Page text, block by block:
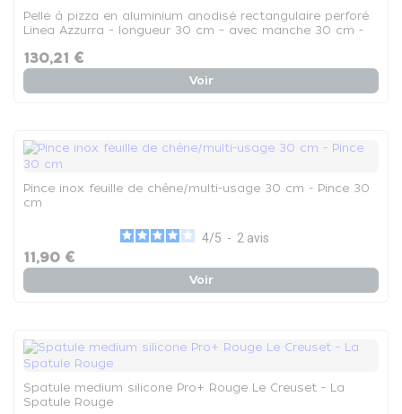
Pelle à pizza en aluminium anodisé rectangulaire perforé
Linea Azzurra – longueur 30 cm – avec manche 30 cm -
130,21 €
Voir
Pince inox feuille de chêne/multi-usage 30 cm - Pince 30
cm
4/5 - 2 avis
11,90 €
Voir
Spatule medium silicone Pro+ Rouge Le Creuset - La
Spatule Rouge